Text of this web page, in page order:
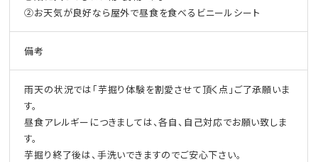
②お天気が良好なら屋外で昼食を食べるビニールシート
備考
雨天の状況では「芋掘り体験を割愛させて頂く点」ご了承願いま
す。
昼食アレルギーにつきましては、各自、自己対応でお願い致しま
す。
芋掘り終了後は、手洗いできますのでご安心下さい。